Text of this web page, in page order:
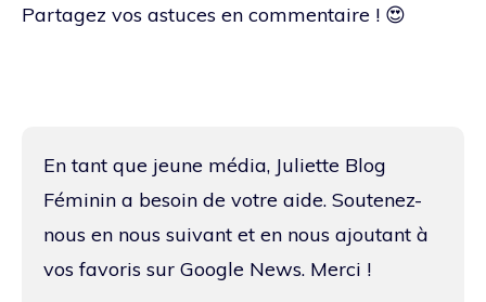
Partagez vos astuces en commentaire ! 😍
En tant que jeune média, Juliette Blog
Féminin a besoin de votre aide. Soutenez-
nous en nous suivant et en nous ajoutant à
vos favoris sur Google News. Merci !